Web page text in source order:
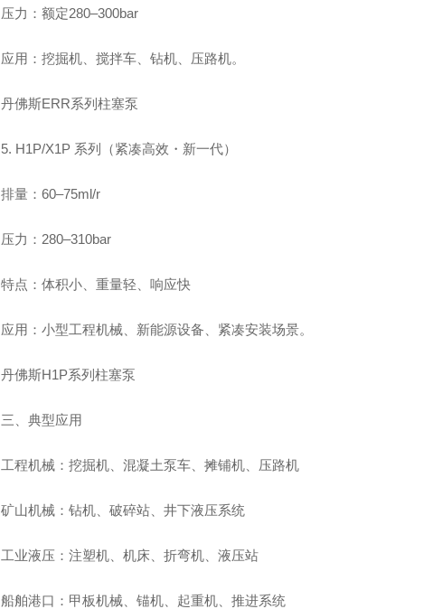
压力：额定280–300bar
应用：挖掘机、搅拌车、钻机、压路机。
丹佛斯ERR系列柱塞泵
5. H1P/X1P 系列（紧凑高效・新一代）
排量：60–75ml/r
压力：280–310bar
特点：体积小、重量轻、响应快
应用：小型工程机械、新能源设备、紧凑安装场景。
丹佛斯H1P系列柱塞泵
三、典型应用
工程机械：挖掘机、混凝土泵车、摊铺机、压路机
矿山机械：钻机、破碎站、井下液压系统
工业液压：注塑机、机床、折弯机、液压站
船舶港口：甲板机械、锚机、起重机、推进系统